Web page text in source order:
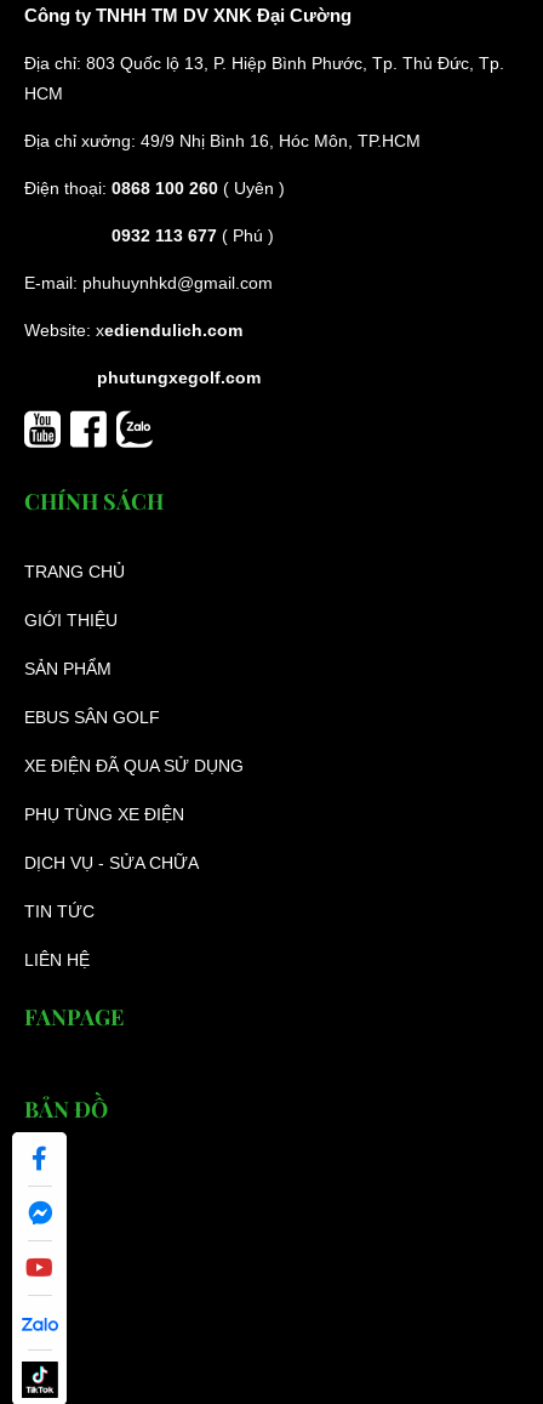
Công ty TNHH TM DV XNK Đại Cường
Địa chỉ: 803 Quốc lộ 13, P. Hiệp Bình Phước, Tp. Thủ Đức, Tp.
HCM
Địa chỉ xưởng: 49/9 Nhị Bình 16, Hóc Môn, TP.HCM
Điện thoại: 0868 100 260 ( Uyên )
0932 113 677 ( Phú )
E-mail: phuhuynhkd@gmail.com
Website: xediendulich.com
phutungxegolf.com
CHÍNH SÁCH
TRANG CHỦ
GIỚI THIỆU
SẢN PHẨM
EBUS SÂN GOLF
XE ĐIỆN ĐÃ QUA SỬ DỤNG
PHỤ TÙNG XE ĐIỆN
DỊCH VỤ - SỬA CHỮA
TIN TỨC
LIÊN HỆ
FANPAGE
BẢN ĐỒ